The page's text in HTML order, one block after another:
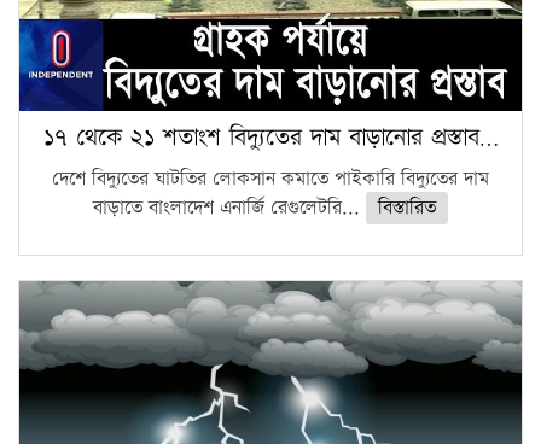
১৭ থেকে ২১ শতাংশ বিদ্যুতের দাম বাড়ানোর প্রস্তাব…
দেশে বিদ্যুতের ঘাটতির লোকসান কমাতে পাইকারি বিদ্যুতের দাম
বাড়াতে বাংলাদেশ এনার্জি রেগুলেটরি...
বিস্তারিত